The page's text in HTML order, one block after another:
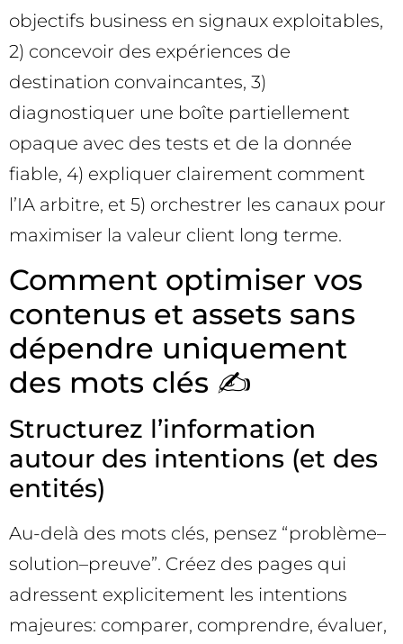
objectifs business en signaux exploitables,
2) concevoir des expériences de
destination convaincantes, 3)
diagnostiquer une boîte partiellement
opaque avec des tests et de la donnée
fiable, 4) expliquer clairement comment
l’IA arbitre, et 5) orchestrer les canaux pour
maximiser la valeur client long terme.
Comment optimiser vos
contenus et assets sans
dépendre uniquement
des mots clés ✍️
Structurez l’information
autour des intentions (et des
entités)
Au-delà des mots clés, pensez “problème–
solution–preuve”. Créez des pages qui
adressent explicitement les intentions
majeures: comparer, comprendre, évaluer,